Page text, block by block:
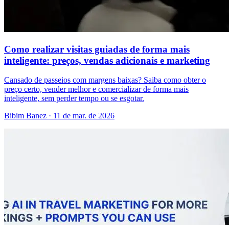
Como realizar visitas guiadas de forma mais
inteligente: preços, vendas adicionais e marketing
Cansado de passeios com margens baixas? Saiba como obter o
preço certo, vender melhor e comercializar de forma mais
inteligente, sem perder tempo ou se esgotar.
Bibim Banez · 11 de mar. de 2026